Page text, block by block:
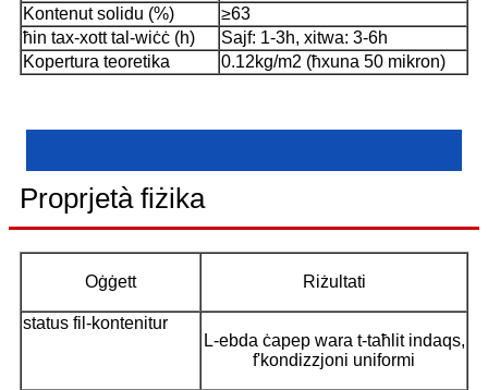
Kontenut solidu (%)
≥63
ħin tax-xott tal-wiċċ (h)
Sajf: 1-3h, xitwa: 3-6h
Kopertura teoretika
0.12kg/m2 (ħxuna 50 mikron)
Proprjetà fiżika
Oġġett Riżultati
status fil-kontenitur
L-ebda ċapep wara t-taħlit indaqs,
f'kondizzjoni uniformi